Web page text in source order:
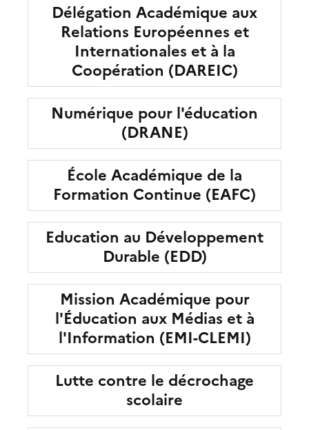
Délégation Académique aux
Relations Européennes et
Internationales et à la
Coopération (DAREIC)
Numérique pour l'éducation
(DRANE)
École Académique de la
Formation Continue (EAFC)
Education au Développement
Durable (EDD)
Mission Académique pour
l'Éducation aux Médias et à
l'Information (EMI-CLEMI)
Lutte contre le décrochage
scolaire